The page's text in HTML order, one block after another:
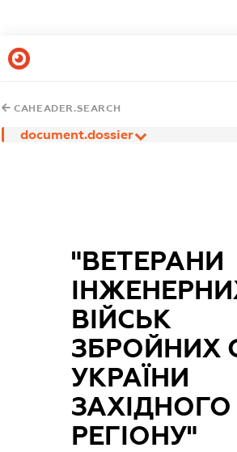
CAHEADER.SEARCH
document.dossier
"ВЕТЕРАНИ
ВІЙСЬК
ЗБРОЙНИХ
УКРАЇНИ
ЗАХІДНОГО
РЕГІОНУ"